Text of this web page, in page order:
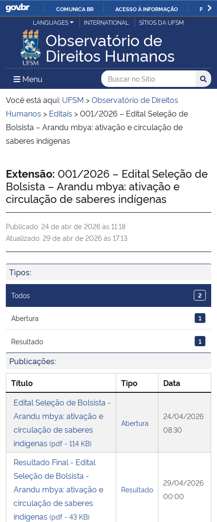
IR
PARA
CONTEÚDO
COMUNICA BR ACESSO À INFORMAÇÃO
Ministério da Justiça e Segurança Pública
Ministério da Defesa
Ministério das Relações Exteriores
Ministério da Economia
Ministério da Infraestrutura
Ministério da Agricultura, Pecuária e Abastecimento
Ministério da Educação
Ministério da Cidadania
Ministério da Saúde
Ministério de Minas e Energia
Ministério do Meio Ambiente
Ministério do Turismo
Ministério do Desenvolvimento Regional
Controladoria-Geral da União
Ministério da Mulher, da Família e dos Direitos Humanos
Secretaria de Governo
Gabinete de Segurança Institucional
LANGUAGES INTERNATIONAL SÍTIOS DA UFSM
Observatório de
Direitos Humanos
Menu Menu Principal do Sítio
Busca
Buscar no no Sítio
Busca:
Você está aqui: UFSM >Observatório de Direitos
Humanos > Editais >001/2026 – Edital Seleção de
Bolsista – Arandu mbya: ativação e circulação de
saberes indígenas
Início do conteúdo
Extensão: 001/2026 – Edital Seleção de
Bolsista – Arandu mbya: ativação e
circulação de saberes indígenas
Publicado: 24 de abr de 2026 às 11:18
Atualizado: 29 de abr de 2026 às 17:13
Tipos:
Todos 2
Abertura 1
Resultado 1
Publicações:
Título Tipo
Data
Edital Seleção de Bolsista -
Arandu mbya: ativação e
circulação de saberes
indígenas (pdf - 114 KB)
Abertura
24/04/2026
08:30
Resultado Final - Edital
Seleção de Bolsista -
Arandu mbya: ativação e
circulação de saberes
indígenas (pdf - 43 KB)
Resultado
29/04/2026
00:00